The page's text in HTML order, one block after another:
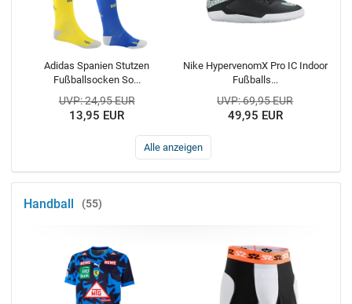
Adidas Spanien Stutzen
Fußballsocken So...
UVP: 24,95 EUR
13,95 EUR
Nike HypervenomX Pro IC Indoor
Fußballs...
UVP: 69,95 EUR
49,95 EUR
Alle anzeigen
Handball 55